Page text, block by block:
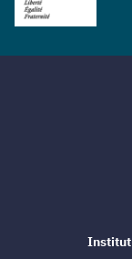
Institut